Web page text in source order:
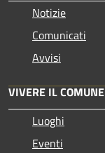
Notizie
Comunicati
Avvisi
VIVERE IL COMUNE
Luoghi
Eventi